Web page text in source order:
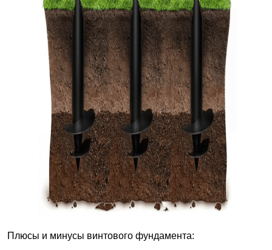
Плюсы и минусы винтового фундамента: